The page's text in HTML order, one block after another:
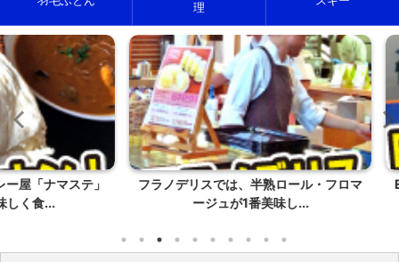
理
マステ」
フラノデリスでは、半熟ロール・フロマ
ージュが1番美味し...
EV_PCX